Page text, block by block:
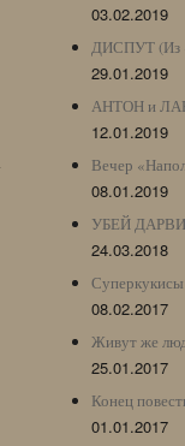
03.02.2019
ДИСПУТ (Из
29.01.2019
АНТОН и
12.01.2019
Вечер
08.01.2019
УБЕЙ
24.03.2018
08.02.2017
Живут же
25.01.2017
Конец
01.01.2017